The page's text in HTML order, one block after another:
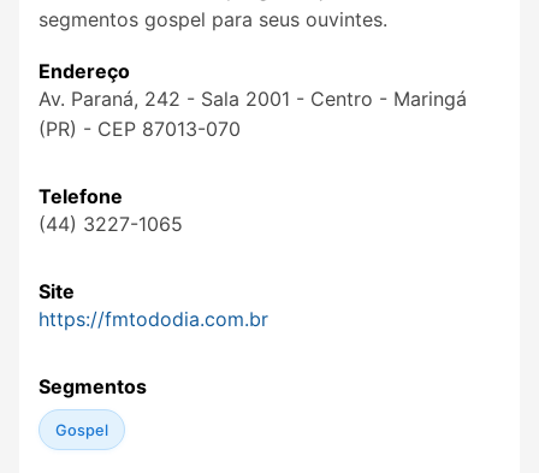
segmentos gospel para seus ouvintes.
Endereço
Av. Paraná, 242 - Sala 2001 - Centro - Maringá
(PR) - CEP 87013-070
Telefone
(44) 3227-1065
Site
https://fmtododia.com.br
Segmentos
Gospel